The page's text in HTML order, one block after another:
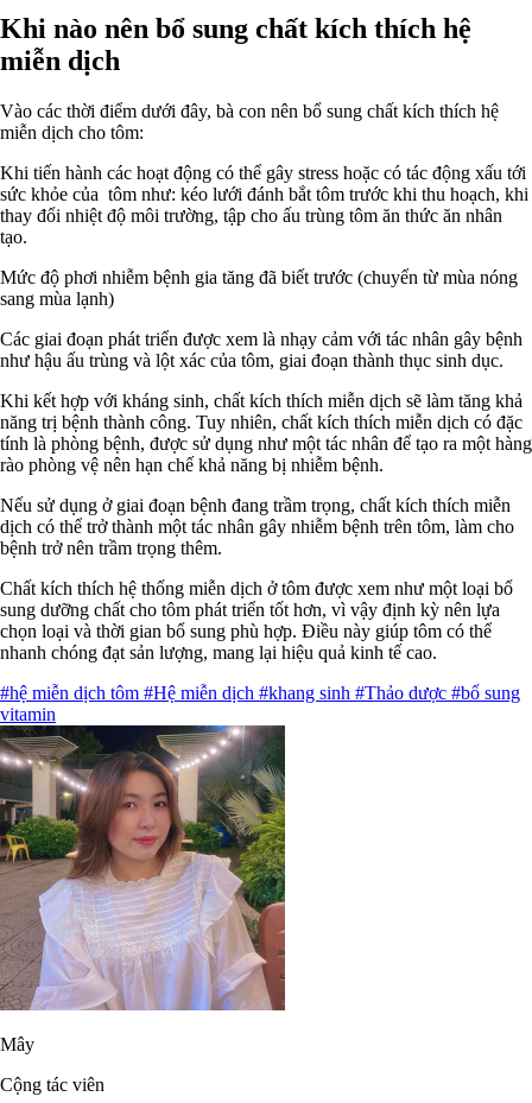
Khi nào nên bổ sung chất kích thích hệ
miễn dịch
Vào các thời điểm dưới đây, bà con nên bổ sung chất kích thích hệ
miễn dịch cho tôm:
Khi tiến hành các hoạt động có thể gây stress hoặc có tác động xấu tới
sức khỏe của tôm như: kéo lưới đánh bắt tôm trước khi thu hoạch, khi
thay đổi nhiệt độ môi trường, tập cho ấu trùng tôm ăn thức ăn nhân
tạo.
Mức độ phơi nhiễm bệnh gia tăng đã biết trước (chuyển từ mùa nóng
sang mùa lạnh)
Các giai đoạn phát triển được xem là nhạy cảm với tác nhân gây bệnh
như hậu ấu trùng và lột xác của tôm, giai đoạn thành thục sinh dục.
Khi kết hợp với kháng sinh, chất kích thích miễn dịch sẽ làm tăng khả
năng trị bệnh thành công. Tuy nhiên, chất kích thích miễn dịch có đặc
tính là phòng bệnh, được sử dụng như một tác nhân để tạo ra một hàng
rào phòng vệ nên hạn chế khả năng bị nhiễm bệnh.
Nếu sử dụng ở giai đoạn bệnh đang trầm trọng, chất kích thích miễn
dịch có thể trở thành một tác nhân gây nhiễm bệnh trên tôm, làm cho
bệnh trở nên trầm trọng thêm.
Chất kích thích hệ thống miễn dịch ở tôm được xem như một loại bổ
sung dưỡng chất cho tôm phát triển tốt hơn, vì vậy định kỳ nên lựa
chọn loại và thời gian bổ sung phù hợp. Điều này giúp tôm có thể
nhanh chóng đạt sản lượng, mang lại hiệu quả kinh tế cao.
#hệ miễn dịch tôm #Hệ miễn dịch #khang sinh #Thảo dược #bổ sung
vitamin
Mây
Cộng tác viên